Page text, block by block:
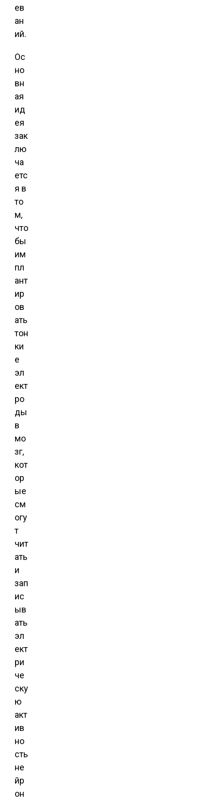
ев
ан
ий.
Ос
но
вн
ая
ид
ея
зак
лю
ча
етс
я в
то
м,
что
бы
им
пл
ант
ир
ов
ать
тон
ки
е
эл
ект
ро
ды
в
мо
зг,
кот
ор
ые
см
огу
т
чит
ать
и
зап
ис
ыв
ать
эл
ект
ри
че
ску
ю
акт
ив
но
сть
не
йр
он